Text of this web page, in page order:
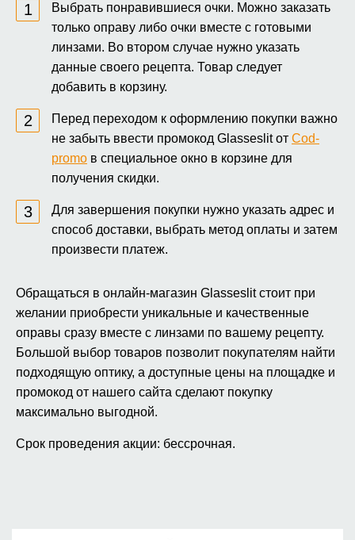
Выбрать понравившиеся очки. Можно заказать
только оправу либо очки вместе с готовыми
линзами. Во втором случае нужно указать
данные своего рецепта. Товар следует
добавить в корзину.
Перед переходом к оформлению покупки важно
не забыть ввести промокод Glasseslit от Cod-
promo в специальное окно в корзине для
получения скидки.
Для завершения покупки нужно указать адрес и
способ доставки, выбрать метод оплаты и затем
произвести платеж.
Обращаться в онлайн-магазин Glasseslit стоит при
желании приобрести уникальные и качественные
оправы сразу вместе с линзами по вашему рецепту.
Большой выбор товаров позволит покупателям найти
подходящую оптику, а доступные цены на площадке и
промокод от нашего сайта сделают покупку
максимально выгодной.
Срок проведения акции: бессрочная.